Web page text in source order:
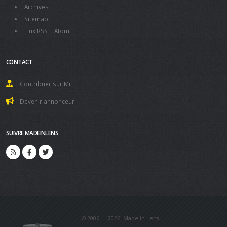
Archives
Sitemap
Flux RSS | Atom
CONTACT
Contribuer sur MiL
Devenir annonceur
SUIVRE MADEINLENS
© 2006 — 2026. Made in Lens.